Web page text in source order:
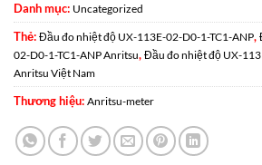
Danh mục: Uncategorized
Thẻ: Đầu đo nhiệt độ UX-113E-02-D0-1-TC1-ANP,
02-D0-1-TC1-ANP Anritsu, Đầu đo nhiệt độ UX-
Anritsu Việt Nam
Thương hiệu: Anritsu-meter